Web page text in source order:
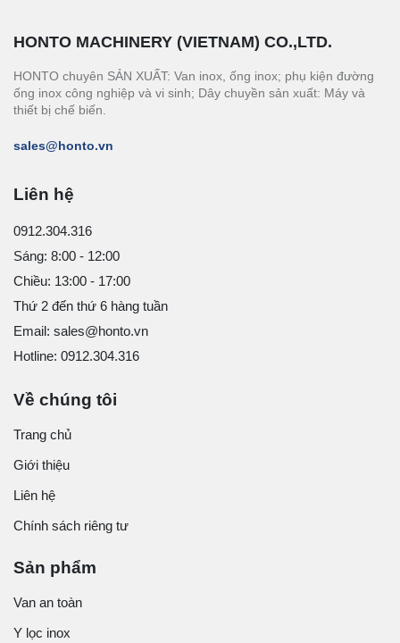
HONTO MACHINERY (VIETNAM) CO.,LTD.
HONTO chuyên SẢN XUẤT: Van inox, ống inox; phụ kiện đường
ống inox công nghiệp và vi sinh; Dây chuyền sản xuất: Máy và
thiết bị chế biến.
sales@honto.vn
Liên hệ
0912.304.316
Sáng: 8:00 - 12:00
Chiều: 13:00 - 17:00
Thứ 2 đến thứ 6 hàng tuần
Email: sales@honto.vn
Hotline: 0912.304.316
Về chúng tôi
Trang chủ
Giới thiệu
Liên hệ
Chính sách riêng tư
Sản phẩm
Van an toàn
Y lọc inox